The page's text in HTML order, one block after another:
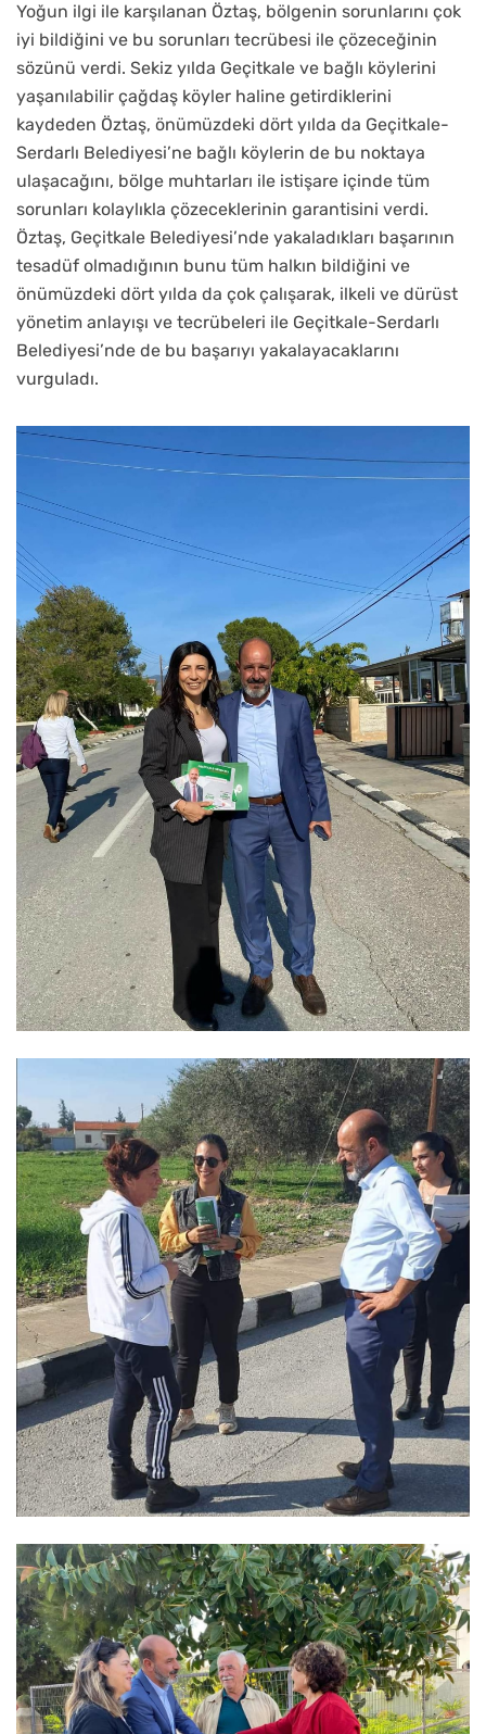
Yoğun ilgi ile karşılanan Öztaş, bölgenin sorunlarını çok
iyi bildiğini ve bu sorunları tecrübesi ile çözeceğinin
sözünü verdi. Sekiz yılda Geçitkale ve bağlı köylerini
yaşanılabilir çağdaş köyler haline getirdiklerini
kaydeden Öztaş, önümüzdeki dört yılda da Geçitkale-
Serdarlı Belediyesi’ne bağlı köylerin de bu noktaya
ulaşacağını, bölge muhtarları ile istişare içinde tüm
sorunları kolaylıkla çözeceklerinin garantisini verdi.
Öztaş, Geçitkale Belediyesi’nde yakaladıkları başarının
tesadüf olmadığının bunu tüm halkın bildiğini ve
önümüzdeki dört yılda da çok çalışarak, ilkeli ve dürüst
yönetim anlayışı ve tecrübeleri ile Geçitkale-Serdarlı
Belediyesi’nde de bu başarıyı yakalayacaklarını
vurguladı.